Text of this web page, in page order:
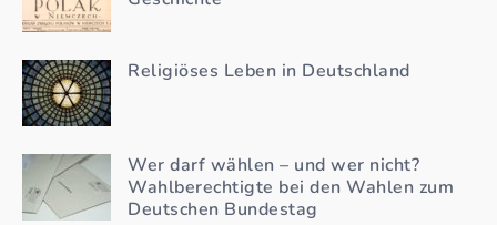
Religiöses Leben in Deutschland
Wer darf wählen – und wer nicht?
Wahlberechtigte bei den Wahlen zum
Deutschen Bundestag